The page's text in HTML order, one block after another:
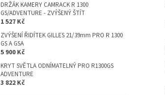
DRŽÁK KAMERY CAMRACK R 1300
GS/ADVENTURE - ZVÝŠENÝ ŠTÍT
1 527 Kč
ZVÝŠENÍ ŘIDÍTEK GILLES 21/39mm PRO R 1300
GS A GSA
5 900 Kč
KRYT SVĚTLA ODNÍMATELNÝ PRO R1300GS
ADVENTURE
3 822 Kč